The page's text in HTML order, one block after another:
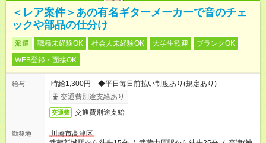
＜レア案件＞あの有名ギターメーカーで音のチェ
ックや部品の仕分け
派遣 職種未経験OK 社会人未経験OK 大学生歓迎
ブランクOK
WEB登録・面接OK
給与
時給1,300円 ◆平日毎日前払い制度あり(規定あり)
交通費別途支給あり
交通費 交通費別途支給
勤務地
川崎市高津区